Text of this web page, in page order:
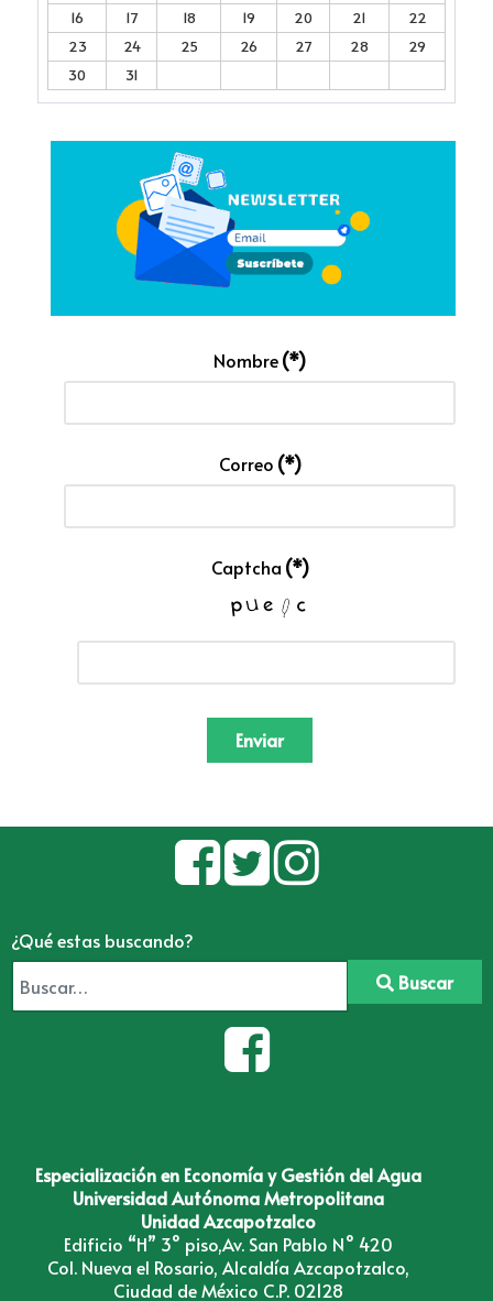
16
17 18 19 20 21
22
23
24 25 26 27 28
29
30
31
Nombre(*)
Correo (*)
Captcha (*)
Enviar
¿Qué estas buscando?
Buscar
Especialización en Economía y Gestión del Agua
Universidad Autónoma Metropolitana
Unidad Azcapotzalco
Edificio “H” 3° piso,Av. San Pablo N° 420
Col. Nueva el Rosario, Alcaldía Azcapotzalco,
Ciudad de México C.P. 02128